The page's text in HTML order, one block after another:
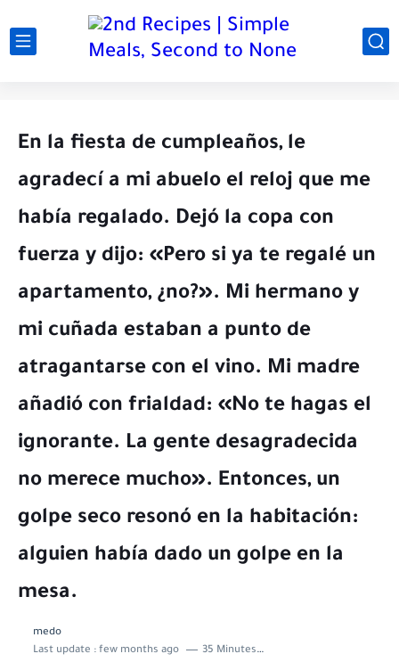
En la fiesta de cumpleaños, le
agradecí a mi abuelo el reloj que me
había regalado. Dejó la copa con
fuerza y ​​dijo: «Pero si ya te regalé un
apartamento, ¿no?». Mi hermano y
mi cuñada estaban a punto de
atragantarse con el vino. Mi madre
añadió con frialdad: «No te hagas el
ignorante. La gente desagradecida
no merece mucho». Entonces, un
golpe seco resonó en la habitación:
alguien había dado un golpe en la
mesa.
medo
Last update : few months ago 35 Minutes to read